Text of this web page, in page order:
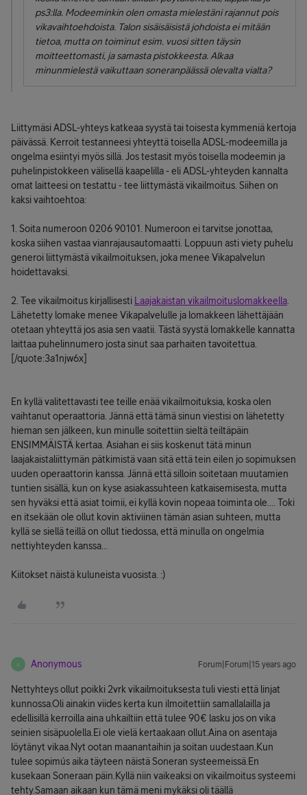
ps3:lla. Modeeminkin olen omasta mielestäni rajannut pois
vikavaihtoehdoista. Talon sisäisäisistä johdoista ei mitään
tietoa, mutta on toiminut esim. vuosi sitten täysin
moitteettomasti, ja samasta pistokkeesta. Alkaa
minunmielestä vaikuttaan soneranpäässä olevalta vialta?
Liittymäsi ADSL-yhteys katkeaa syystä tai toisesta kymmeniä kertoja
päivässä. Kerroit testanneesi yhteyttä toisella ADSL-modeemilla ja
ongelma esiintyi myös sillä. Jos testasit myös toisella modeemin ja
puhelinpistokkeen välisellä kaapelilla - eli ADSL-yhteyden kannalta
omat laitteesi on testattu - tee liittymästä vikailmoitus. Siihen on
kaksi vaihtoehtoa:
1. Soita numeroon 0206 90101. Numeroon ei tarvitse jonottaa,
koska siihen vastaa vianrajausautomaatti. Loppuun asti viety puhelu
generoi liittymästä vikailmoituksen, joka menee Vikapalvelun
hoidettavaksi.
2. Tee vikailmoitus kirjallisesti Laajakaistan vikailmoituslomakkeella
Lähetetty lomake menee Vikapalvelulle ja lomakkeen lähettäjään
otetaan yhteyttä jos asia sen vaatii. Tästä syystä lomakkelle kannatta
laittaa puhelinnumero josta sinut saa parhaiten tavoitettua.
[/quote:3a1njw6x]
En kyllä valitettavasti tee teille enää vikailmoituksia, koska olen
vaihtanut operaattoria. Jännä että tämä sinun viestisi on lähetetty
hieman sen jälkeen, kun minulle soitettiin sieltä teiltäpäin
ENSIMMÄISTÄ kertaa. Asiahan ei siis koskenut tätä minun
laajakaistaliittymän pätkimistä vaan sitä että tein eilen jo sopimuksen
uuden operaattorin kanssa. Jännä että silloin soitetaan muutamien
tuntien sisällä, kun on kyse asiakassuhteen katkaisemisesta, mutta
sen hyväksi että asiat toimii, ei kyllä kovin nopeaa toiminta ole.... Toki
en itsekään ole ollut kovin aktiviinen tämän asian suhteen, mutta
kyllä se siellä teillä on ollut tiedossa, että minulla on ongelmia
nettiyhteyden kanssa...
Kiitokset näistä kuluneista vuosista. :)
A Anonymous Forum|Forum|15 years ago
Nettyhteys ollut poikki 2vrk vikailmoituksesta tuli viesti että linjat
kunnossa.Oli ainakin viides kerta kun ilmoitettiin samallalailla ja
edellisillä kerroilla aina uhkailtiin että tulee 90€ lasku jos on vika
seinien sisäpuolella.Ei ole vielä kertaakaan ollut.Aina on asentaja
löytänyt vikaa.Nyt ootan maanantaihin ja soitan uudestaan.Kun
tulee sopimús aika täyteen näistä Soneran systeemeissä.En
kusekaan Soneraan päin.Kyllä niin vaikeaksi on vikailmoitus systeemi
tehty.Samaan aikaan kun tämä meni mykäksi oli täällä